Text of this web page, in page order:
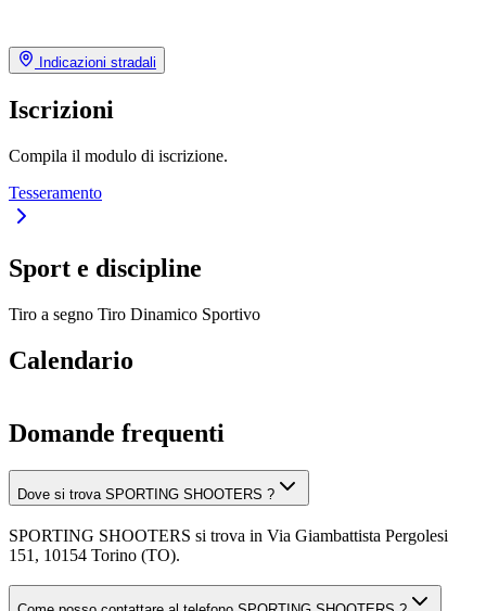
Indicazioni stradali
Iscrizioni
Compila il modulo di iscrizione.
Tesseramento
Sport e discipline
Tiro a segno Tiro Dinamico Sportivo
Calendario
Domande frequenti
Dove si trova SPORTING SHOOTERS ?
SPORTING SHOOTERS si trova in Via Giambattista Pergolesi
151, 10154 Torino (TO).